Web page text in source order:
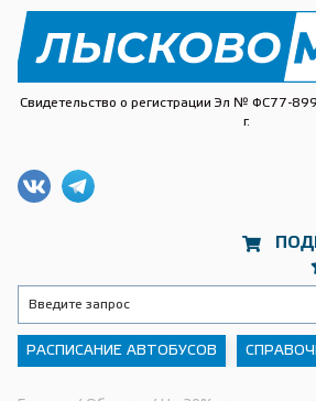
Свидетельство о регистрации Эл № ФС77-
г.
РАСПИСАНИЕ АВТОБУСОВ